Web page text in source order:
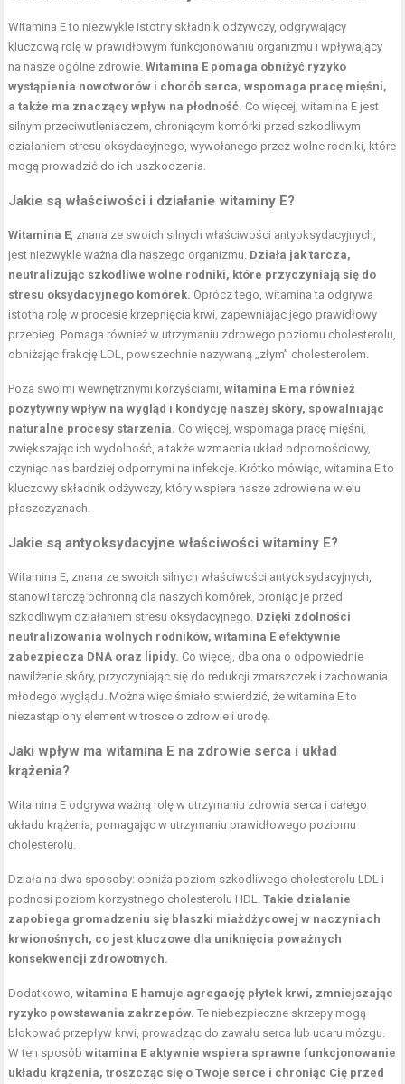
Witamina E to niezwykle istotny składnik odżywczy, odgrywający
kluczową rolę w prawidłowym funkcjonowaniu organizmu i wpływający
na nasze ogólne zdrowie.Witamina E pomaga obniżyć ryzyko
wystąpienia nowotworów i chorób serca, wspomaga pracę mięśni,
a także ma znaczący wpływ na płodność. Co więcej, witamina E jest
silnym przeciwutleniaczem, chroniącym komórki przed szkodliwym
działaniem stresu oksydacyjnego, wywołanego przez wolne rodniki, które
mogą prowadzić do ich uszkodzenia.
Jakie są właściwości i działanie witaminy E?
Witamina E , znana ze swoich silnych właściwości antyoksydacyjnych,
jest niezwykle ważna dla naszego organizmu. Działa jak tarcza,
neutralizując szkodliwe wolne rodniki, które przyczyniają się do
stresu oksydacyjnego komórek. Oprócz tego, witamina ta odgrywa
istotną rolę w procesie krzepnięcia krwi, zapewniając jego prawidłowy
przebieg. Pomaga również w utrzymaniu zdrowego poziomu cholesterolu,
obniżając frakcję LDL, powszechnie nazywaną „złym” cholesterolem.
Poza swoimi wewnętrznymi korzyściami,witamina E ma również
pozytywny wpływ na wygląd i kondycję naszej skóry, spowalniając
naturalne procesy starzenia. Co więcej, wspomaga pracę mięśni,
zwiększając ich wydolność, a także wzmacnia układ odpornościowy,
czyniąc nas bardziej odpornymi na infekcje. Krótko mówiąc, witamina E to
kluczowy składnik odżywczy, który wspiera nasze zdrowie na wielu
płaszczyznach.
Jakie są antyoksydacyjne właściwości witaminy E?
Witamina E, znana ze swoich silnych właściwości antyoksydacyjnych,
stanowi tarczę ochronną dla naszych komórek, broniąc je przed
szkodliwym działaniem stresu oksydacyjnego. Dzięki zdolności
neutralizowania wolnych rodników, witamina E efektywnie
zabezpiecza DNA oraz lipidy. Co więcej, dba ona o odpowiednie
nawilżenie skóry, przyczyniając się do redukcji zmarszczek i zachowania
młodego wyglądu. Można więc śmiało stwierdzić, że witamina E to
niezastąpiony element w trosce o zdrowie i urodę.
Jaki wpływ ma witamina E na zdrowie serca i układ
krążenia?
Witamina E odgrywa ważną rolę w utrzymaniu zdrowia serca i całego
układu krążenia, pomagając w utrzymaniu prawidłowego poziomu
cholesterolu.
Działa na dwa sposoby: obniża poziom szkodliwego cholesterolu LDL i
podnosi poziom korzystnego cholesterolu HDL.Takie działanie
zapobiega gromadzeniu się blaszki miażdżycowej w naczyniach
krwionośnych, co jest kluczowe dla uniknięcia poważnych
konsekwencji zdrowotnych.
Dodatkowo,witamina E hamuje agregację płytek krwi, zmniejszając
ryzyko powstawania zakrzepów. Te niebezpieczne skrzepy mogą
blokować przepływ krwi, prowadząc do zawału serca lub udaru mózgu.
W ten sposóbwitamina E aktywnie wspiera sprawne funkcjonowanie
układu krążenia, troszcząc się o Twoje serce i chroniąc Cię przed